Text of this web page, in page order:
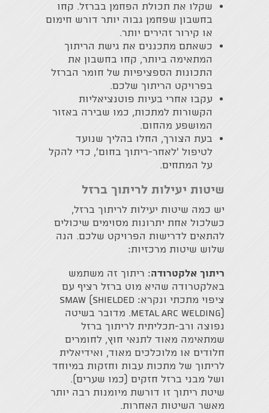
שקלו את תכולת הפחמן בברזל. קחו
בחשבון שפחמן גבוה יותר דורש חימום
או קירור זהירים יותר.
כשאתם מתכננים את גישת הריתוך
המתאימה ביותר, קחו בחשבון את
התכונות הספציפיות של חומר הברזל
בפרויקט הריתוך שלכם.
עקבו אחרי בעיות פוטנציאליות
הקשורות למתכות, כמו שבירה באזור
המושפע מהחום.
בעת הצורך, החלו בהליך שנועד
לטיפול ׳לאחר-ריתוך בחום׳, כדי להקל
על המתחים.
שיטות יעילות לריתוך ברזל
יש כמה שיטות יעילות לריתוך ברזל,
כשלכול אחת יתרונות מסוימים שיכולים
להתאים לדרישות הפרויקט שלכם. הנה
שלוש שיטות מרכזיות:
ריתוך אלקטרודה: ריתוך זה משתמש
באלקטרודה שהיא מוט ברזל רציף עם
ציפוי מתכתי ונקרא: SMAW (Shielded
Metal Arc Welding). מדובר בשיטה
נפוצה ורב-תכליתית לריתוך ברזל
שמתאימה מאוד לתנאי חוץ, לחומרים
חלודים או מלוכלכים מאוד, ואידיאלית
לריתוך של מתכות עבות וחזקות במיוחד
ושל מבני ברזל חזקים (כמו שערים).
שיטת ריתוך זו דורשת מיומנות רבה יותר
מאשר השיטות האחרות.